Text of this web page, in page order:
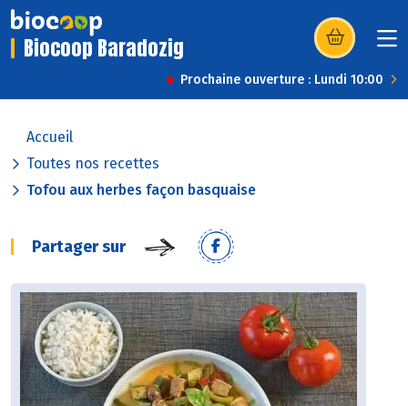
Biocoop Baradozig (s’ouvre dans
Prochaine ouverture : Lundi 10:00
Accueil
Toutes nos recettes
Tofou aux herbes façon basquaise
Partager sur